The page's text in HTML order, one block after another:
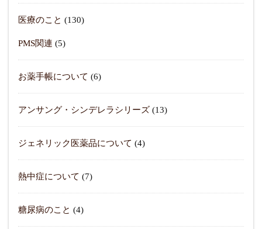
医療のこと (130)
PMS関連 (5)
お薬手帳について (6)
アンサング・シンデレラシリーズ (13)
ジェネリック医薬品について (4)
熱中症について (7)
糖尿病のこと (4)